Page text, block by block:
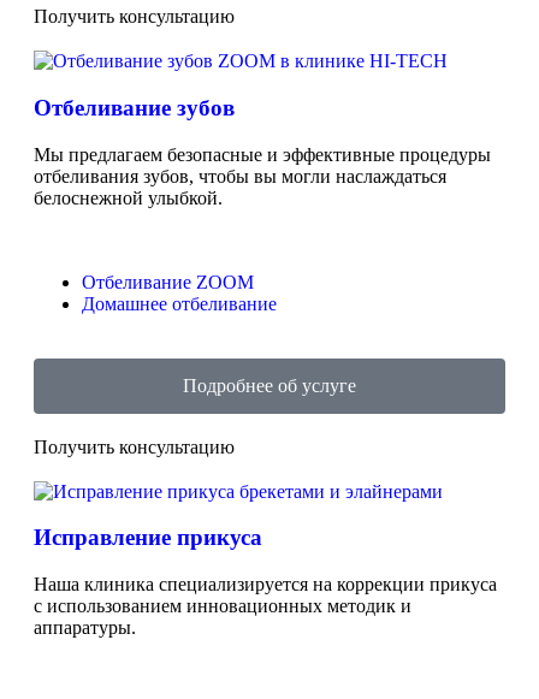
Получить консультацию
Отбеливание зубов
Мы предлагаем безопасные и эффективные процедуры
отбеливания зубов, чтобы вы могли наслаждаться
белоснежной улыбкой.
Отбеливание ZOOM
Домашнее отбеливание
Подробнее об услуге
Получить консультацию
Исправление прикуса
Наша клиника специализируется на коррекции прикуса
с использованием инновационных методик и
аппаратуры.